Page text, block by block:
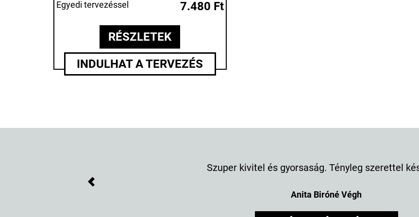
Egyedi tervezéssel 7.480 Ft
RÉSZLETEK
INDULHAT A TERVEZÉS
Szuper kivitel és gyorsaság. Tényleg szerettel készült! ?
Anita Biróné Végh
Previous